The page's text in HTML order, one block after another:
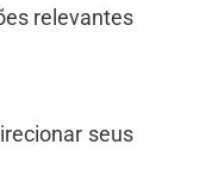
relevantes
seus